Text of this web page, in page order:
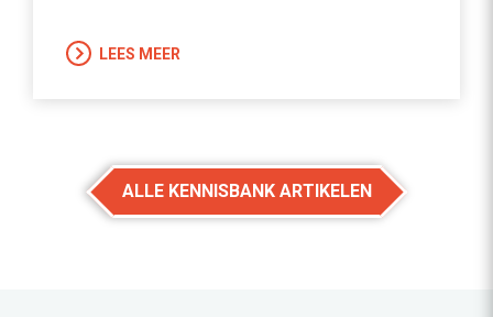
LEES MEER
ALLE KENNISBANK ARTIKELEN